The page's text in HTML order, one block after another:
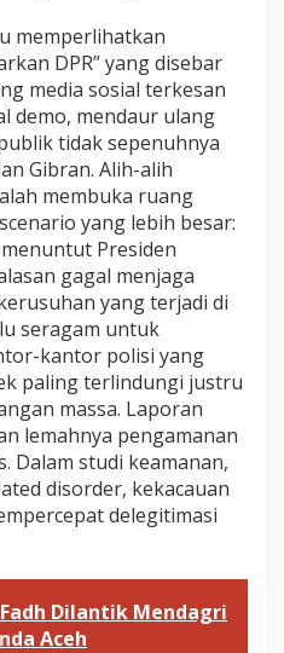
memperlihatkan
DPR” yang disebar
media sosial terkesan
demo, mendaur ulang
tidak sepenuhnya
Gibran. Alih-alih
membuka ruang
yang lebih besar:
Presiden
gagal menjaga
yang terjadi di
seragam untuk
kantor polisi yang
paling terlindungi justru
massa. Laporan
lemahnya pengamanan
Dalam studi keamanan,
disorder, kekacauan
delegitimasi
Dilantik Mendagri
Aceh